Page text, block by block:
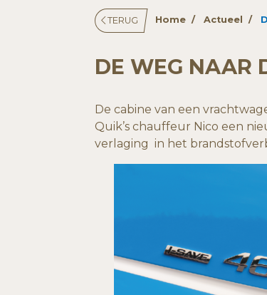
TERUG Home Actueel
DE WEG NAAR
De cabine van een
Quik’s chauffeur Nico een
verlaging in het